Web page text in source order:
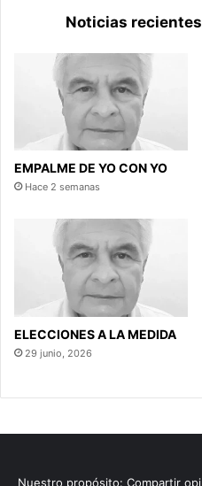
Noticias recientes
EMPALME DE YO CON YO
Hace 2 semanas
ELECCIONES A LA MEDIDA
29 junio, 2026
Nuestro propósito: Compartir